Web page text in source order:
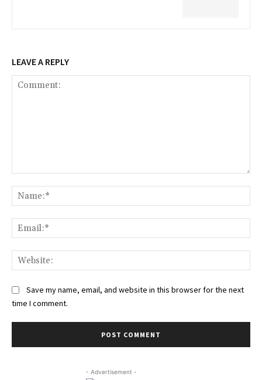
LEAVE A REPLY
Save my name, email, and website in this browser for the next
time I comment.
- Advertisement -